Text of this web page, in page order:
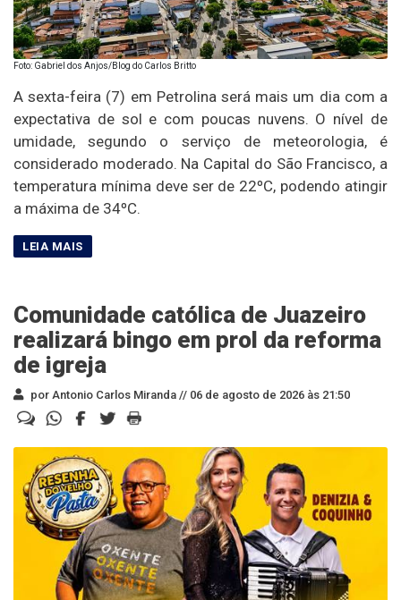
Foto: Gabriel dos Anjos/Blog do Carlos Britto
A sexta-feira (7) em Petrolina será mais um dia com a
expectativa de sol e com poucas nuvens. O nível de
umidade, segundo o serviço de meteorologia, é
considerado moderado. Na Capital do São Francisco, a
temperatura mínima deve ser de 22ºC, podendo atingir
a máxima de 34ºC.
Comunidade católica de Juazeiro
realizará bingo em prol da reforma
de igreja
por Antonio Carlos Miranda // 06 de agosto de 2026 às 21:50